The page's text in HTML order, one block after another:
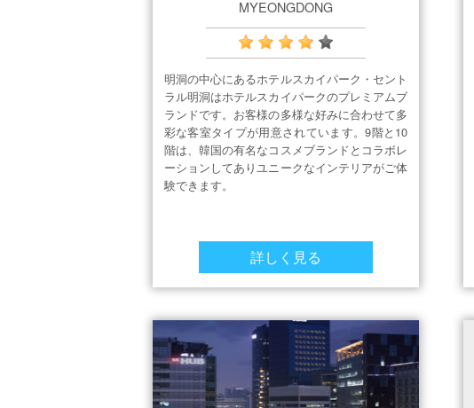
MYEONGDONG
明洞の中心にあるホテルスカイパーク・セント
ラル明洞はホテルスカイパークのプレミアムブ
ランドです。お客様の多様な好みに合わせて多
彩な客室タイプが用意されています。9階と10
階は、韓国の有名なコスメブランドとコラボレ
ーションしてありユニークなインテリアがご体
験できます。
詳しく見る